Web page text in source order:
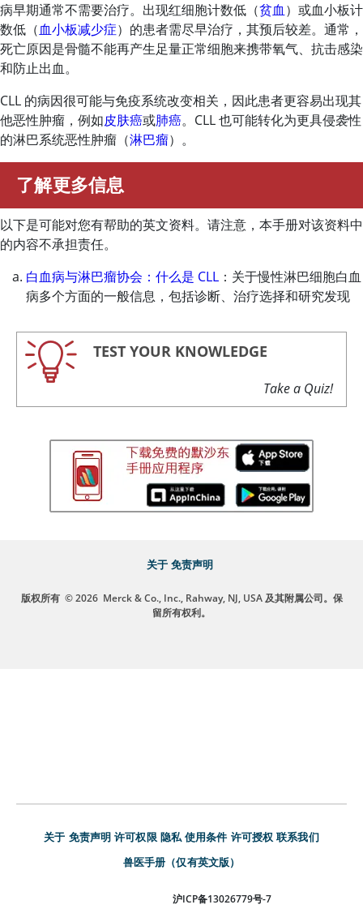
病早期通常不需要治疗。出现红细胞计数低（贫血 ）或血小板计
数低（血小板减少症）的患者需尽早治疗，其预后较差。通常，
死亡原因是骨髓不能再产生足量正常细胞来携带氧气、抗击感染
和防止出血。
CLL 的病因很可能与免疫系统改变相关，因此患者更容易出现其
他恶性肿瘤，例如皮肤癌或肺癌。CLL 也可能转化为更具侵袭性
的淋巴系统恶性肿瘤（淋巴瘤）。
了解更多信息
以下是可能对您有帮助的英文资料。请注意，本手册对该资料中
的内容不承担责任。
白血病与淋巴瘤协会：什么是 CLL ：关于慢性淋巴细胞白血
病多个方面的一般信息，包括诊断、治疗选择和研究发现
TEST YOUR KNOWLEDGE
Take a Quiz!
关于 免责声明
版权所有 © 2026 Merck & Co., Inc., Rahway, NJ, USA 及其附属公司。保
留所有权利。
关于 免责声明 许可权限 隐私 使用条件 许可授权 联系我们
兽医手册（仅有英文版）
沪ICP备13026779号-7